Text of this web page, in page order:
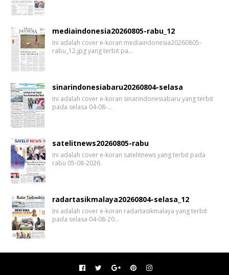
mediaindonesia20260805-rabu_12
Ini adalah cover e-koran mediaindonesia20260805-
rabu_12.jpg yang terbit pa…
sinarindonesiabaru20260804-selasa
Ini adalah cover e-koran sinarindonesiabaru yang terbit
pada selasa 04-08-…
satelitnews20260805-rabu
Ini adalah cover e-koran satelitnews yang terbit pada
rabu 05-08-2026.
radartasikmalaya20260804-selasa_12
Ini adalah cover e-koran radartasikmalaya yang terbit
pada selasa 04-08-20…